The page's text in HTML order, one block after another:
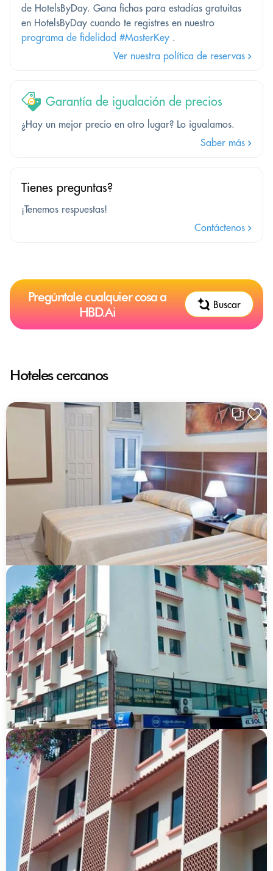
de HotelsByDay. Gana fichas para estadías gratuitas
en HotelsByDay cuando te registres en nuestro
programa de fidelidad #MasterKey .
Ver nuestra política de reservas
Garantía de igualación de precios
¿Hay un mejor precio en otro lugar? Lo igualamos.
Saber más
Tienes preguntas?
¡Tenemos respuestas!
Contáctenos
Pregúntale cualquier cosa a
HBD.Ai
Buscar
Hoteles cercanos